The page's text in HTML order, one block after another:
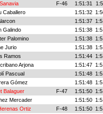
F-46 1:51:31
Caballero 1:51:32
1:51:37
Galindo 1:51:38
Palomino 1:51:38
Jurio 1:51:38
Ramos 1:51:44
Arjona 1:51:47
Pascual 1:51:48
Gómez 1:51:48
Balaguer F-47 1:51:50
Mercader 1:51:50
Ortiz F-48 1:51:50